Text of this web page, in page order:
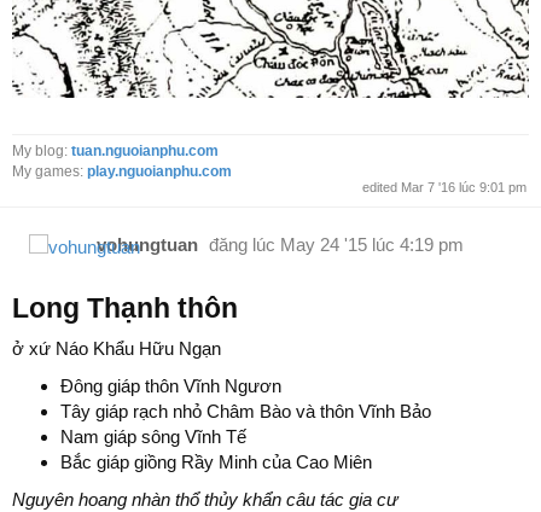
My blog: tuan.nguoianphu.com
My games: play.nguoianphu.com
edited Mar 7 '16 lúc 9:01 pm
vohungtuan đăng lúc May 24 '15 lúc 4:19 pm
Long Thạnh thôn
ở xứ Náo Khẩu Hữu Ngạn
Đông giáp thôn Vĩnh Ngươn
Tây giáp rạch nhỏ Châm Bào và thôn Vĩnh Bảo
Nam giáp sông Vĩnh Tế
Bắc giáp giồng Rầy Minh của Cao Miên
Nguyên hoang nhàn thổ thủy khẩn câu tác gia cư